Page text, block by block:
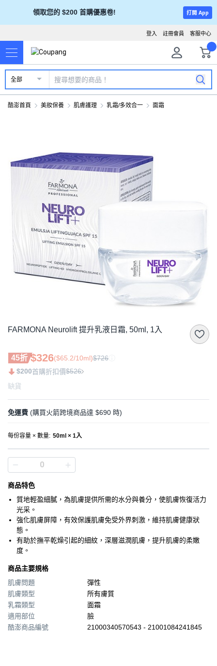
領取您的 $200 首購優惠卷! 打開 App
客服中心
註冊會員
登入
全部
酷澎首頁 美妝保養 肌膚護理 乳霜/多效合一 面霜
FARMONA Neurolift 提升乳液日霜, 50ml, 1入
45折 $326($65.2/10ml)$726
$200首購折扣價$526
缺貨
免運費 (購買火箭跨境商品達 $690 時)
每份容量 × 數量: 50ml × 1入
商品特色
質地輕盈細膩，為肌膚提供所需的水分與養分，使肌膚恢復活力
光采。
強化肌膚屏障，有效保護肌膚免受外界刺激，維持肌膚健康狀
態。
有助於撫平乾燥引起的細紋，深層滋潤肌膚，提升肌膚的柔嫩
度。
商品主要規格
肌膚問題
彈性
肌膚類型
所有膚質
乳霜類型
面霜
適用部位
臉
酷澎商品編號
21000340570543 - 21001084241845